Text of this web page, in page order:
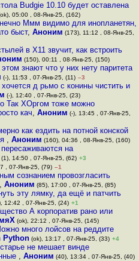
Budgie 10.10 будет оставлена
05:00 , 08-Янв-25, (162)
Ммм видимо для инопланетян,
быст, Аноним (173), 11:12 , 08-Янв-25,
в X11 звучит, как встроить
(150), 00:11 , 08-Янв-25, (150)
знают что у них нету паритета
(-), 11:53 , 07-Янв-25, (11) –3
д рьмо с конины чистить и
(-), 12:40 , 07-Янв-25, (23)
Так ХОргом тоже можно
кач,Аноним (-), 13:45 , 07-Янв-25,
как ездить на потной конской
, Аноним (160), 04:36 , 08-Янв-25, (160)
на
(1), 14:50 , 07-Янв-25, (62) +3
, 07-Янв-25, (79) –1
сознанием провозгласить
, Аноним (85), 17:00 , 07-Янв-25, (85)
эту лямку, да ещё и патчить
12:42 , 07-Янв-25, (24) +1
А корпоратив рано или
(ok), 22:12 , 07-Янв-25, (145)
много лойсов на реддите
Python(ok), 13:17 , 07-Янв-25, (33) +4
не мешает винде
, Аноним (40), 13:34 , 07-Янв-25, (40)